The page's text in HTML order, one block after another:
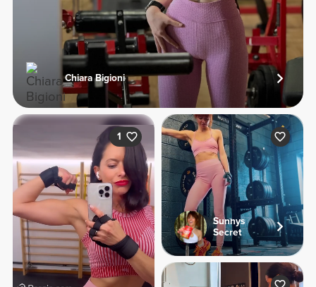
Chiara Bigioni
1
Sunnys
Secret